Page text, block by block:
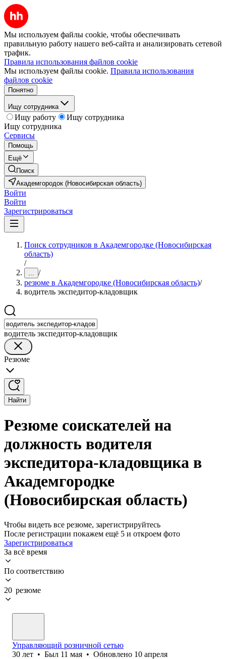
Мы используем файлы cookie, чтобы обеспечивать
правильную работу нашего веб-сайта и анализировать сетевой
трафик.
Правила использования файлов cookie
Мы используем файлы cookie. Правила использования
файлов cookie
Понятно
Ищу сотрудника
Ищу работу
Ищу сотрудника
Ищу сотрудника
Сервисы
Помощь
Ещё
Поиск
Академгородок (Новосибирская область)
Войти
Войти
Зарегистрироваться
Поиск сотрудников в Академгородке (Новосибирская
область)
/
... /
резюме в Академгородке (Новосибирская область)/
водитель экспедитор-кладовщик
водитель экспедитор-кладовщик
Резюме
Найти
Резюме соискателей на
должность водителя
экспедитора-кладовщика в
Академгородке
(Новосибирская область)
Чтобы видеть все резюме, зарегистрируйтесь
После регистрации покажем ещё 5 и откроем фото
Зарегистрироваться
За всё время
По соответствию
20 резюме
Управляющий розничной сетью
30 лет • Был 11 мая • Обновлено 10 апреля